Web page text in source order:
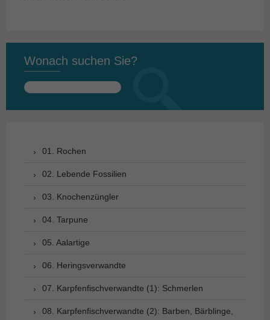
Wonach suchen Sie?
Suchen
01. Rochen
02. Lebende Fossilien
03. Knochenzüngler
04. Tarpune
05. Aalartige
06. Heringsverwandte
07. Karpfenfischverwandte (1): Schmerlen
08. Karpfenfischverwandte (2): Barben, Bärblinge,